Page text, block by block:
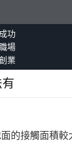
成功
場
業
的接觸面積較